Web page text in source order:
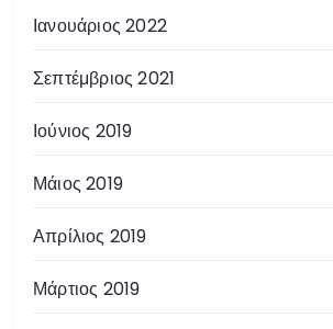
Ιανουάριος 2022
Σεπτέμβριος 2021
Ιούνιος 2019
Μάιος 2019
Απρίλιος 2019
Μάρτιος 2019